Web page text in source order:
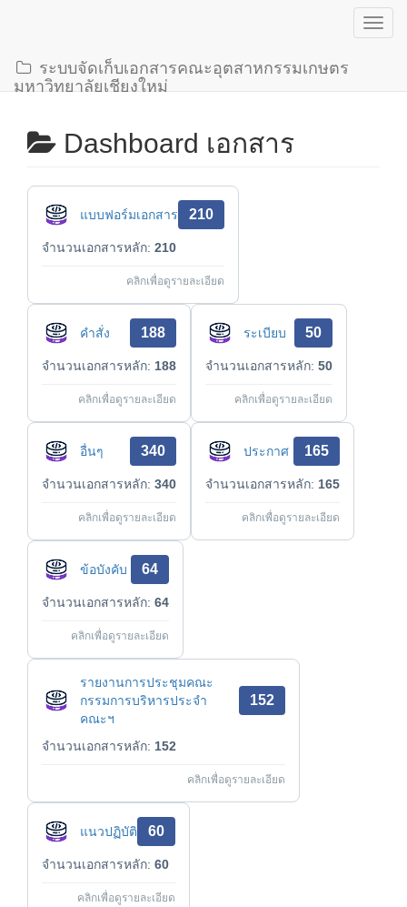
ระบบจัดเก็บเอกสารคณะอุตสาหกรรมเกษตร
มหาวิทยาลัยเชียงใหม่
Dashboard เอกสาร
แบบฟอร์มเอกสาร 210
จำนวนเอกสารหลัก: 210
คลิกเพื่อดูรายละเอียด
คำสั่ง 188
จำนวนเอกสารหลัก: 188
คลิกเพื่อดูรายละเอียด
ระเบียบ 50
จำนวนเอกสารหลัก: 50
คลิกเพื่อดูรายละเอียด
อื่นๆ 340
จำนวนเอกสารหลัก: 340
คลิกเพื่อดูรายละเอียด
ประกาศ 165
จำนวนเอกสารหลัก: 165
คลิกเพื่อดูรายละเอียด
ข้อบังคับ 64
จำนวนเอกสารหลัก: 64
คลิกเพื่อดูรายละเอียด
รายงานการประชุมคณะ
กรรมการบริหารประจำ
คณะฯ
152
จำนวนเอกสารหลัก: 152
คลิกเพื่อดูรายละเอียด
แนวปฏิบัติ 60
จำนวนเอกสารหลัก: 60
คลิกเพื่อดูรายละเอียด